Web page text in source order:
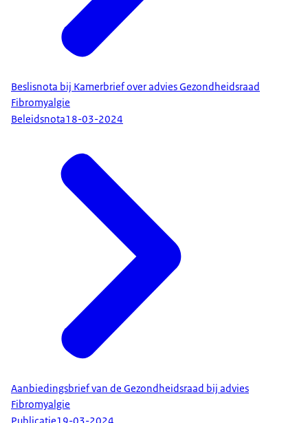
Beslisnota bij Kamerbrief over advies Gezondheidsraad
Fibromyalgie
Beleidsnota18-03-2024
Aanbiedingsbrief van de Gezondheidsraad bij advies
Fibromyalgie